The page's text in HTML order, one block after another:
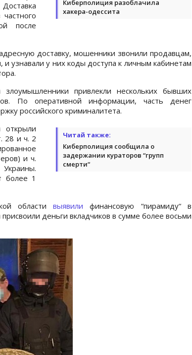
Киберполиция разоблачила
хакера-одессита
после
доставку, мошенники звонили продавцам,
и узнавали у них коды доступа к личным кабинетам
злоумышленники привлекли нескольких бывших
По оперативной информации, часть денег
российского криминалитета.
Читай также:
Киберполиция сообщила о
задержании кураторов “групп
смерти“
открыли
28 и ч. 2
и ч.
более 1
областивыявили финансовую “пирамиду“ в
деньги вкладчиков в сумме более восьми